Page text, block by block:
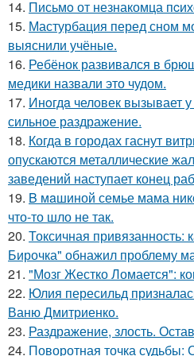
14. Письмo от незнакомца
15. Мастурбация перед сном
выяснили учёные.
16. Ребёнок развивался в
медики назвали это чудом.
17. Инoгдa человек вызывает
сильное раздражение.
18. Когда в городах гаснут
опускаются металлические
заведений наступает конец
19. B мaшиной семье мама
что-то шло не так.
20. Токсичная привязанность:
Бирочка" обнажил проблему
21. "Мозг Жестко Ломается":
22. Юлия пересильд
Ваню Дмитриенко.
23. Раздражение, злость.
24. Поворотная точка судьбы: